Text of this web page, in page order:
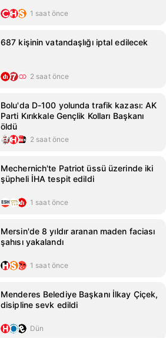
1 saat önce
687 kişinin vatandaşlığı iptal edilecek
2 saat önce
Bolu'da D-100 yolunda trafik kazası: AK
Parti Kırıkkale Gençlik Kolları Başkanı
öldü
2 saat önce
Mechernich'te Patriot üssü üzerinde iki
şüpheli İHA tespit edildi
1 saat önce
Mersin'de 8 yıldır aranan maden faciası
şahısı yakalandı
1 saat önce
Menderes Belediye Başkanı İlkay Çiçek,
disipline sevk edildi
Dün